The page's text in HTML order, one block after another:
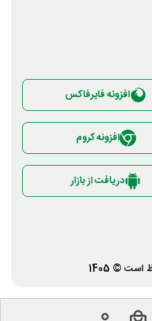
افزونه فایرفاکس
افزونه کروم
دریافت از بازار
© 1405